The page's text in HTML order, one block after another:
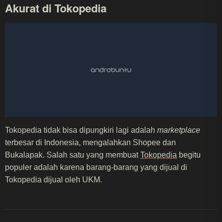
Akurat di Tokopedia
Tokopedia tidak bisa dipungkiri lagi adalah marketplace
terbesar di Indonesia, mengalahkan Shopee dan
Bukalapak. Salah satu yang membuatTokopedia begitu
populer adalah karena barang-barang yang dijual di
Tokopedia dijual oleh UKM.